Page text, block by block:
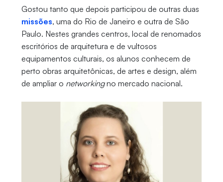
Gostou tanto que depois participou de outras duas
missões, uma do Rio de Janeiro e outra de São
Paulo. Nestes grandes centros, local de renomados
escritórios de arquitetura e de vultosos
equipamentos culturais, os alunos conhecem de
perto obras arquitetônicas, de artes e design, além
de ampliar o networkingno mercado nacional.